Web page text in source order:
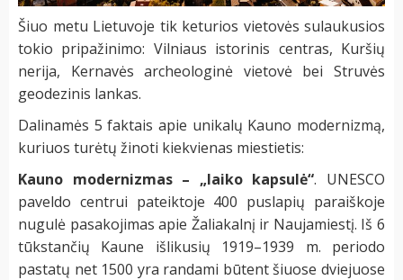
Šiuo metu Lietuvoje tik keturios vietovės sulaukusios
tokio pripažinimo: Vilniaus istorinis centras, Kuršių
nerija, Kernavės archeologinė vietovė bei Struvės
geodezinis lankas.
Dalinamės 5 faktais apie unikalų Kauno modernizmą,
kuriuos turėtų žinoti kiekvienas miestietis:
Kauno modernizmas – „laiko kapsulė“. UNESCO
paveldo centrui pateiktoje 400 puslapių paraiškoje
nugulė pasakojimas apie Žaliakalnį ir Naujamiestį. Iš 6
tūkstančių Kaune išlikusių 1919–1939 m. periodo
pastatų net 1500 yra randami būtent šiuose dviejuose